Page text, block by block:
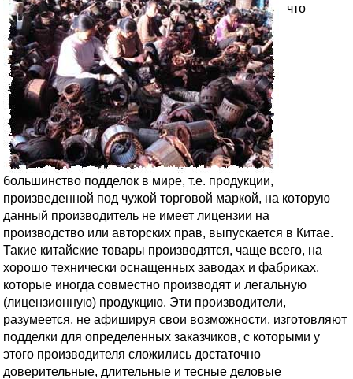
что
большинство подделок в мире, т.е. продукции,
произведенной под чужой торговой маркой, на которую
данный производитель не имеет лицензии на
производство или авторских прав, выпускается в Китае.
Такие китайские товары производятся, чаще всего, на
хорошо технически оснащенных заводах и фабриках,
которые иногда совместно производят и легальную
(лицензионную) продукцию. Эти производители,
разумеется, не афишируя свои возможности, изготовляют
подделки для определенных заказчиков, с которыми у
этого производителя сложились достаточно
доверительные, длительные и тесные деловые